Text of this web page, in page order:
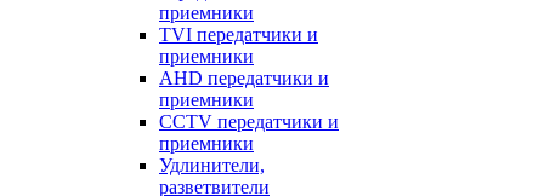
приемники
TVI передатчики и
приемники
AHD передатчики и
приемники
CCTV передатчики и
приемники
Удлинители,
разветвители